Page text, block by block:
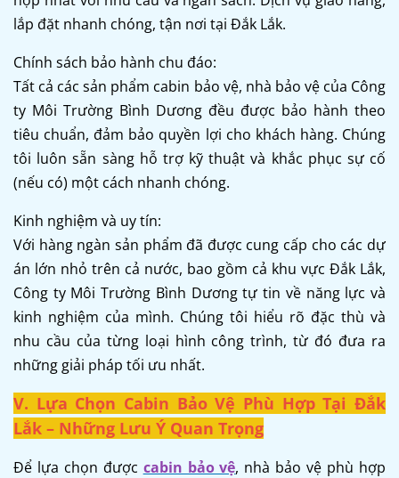
lắp đặt nhanh chóng, tận nơi tại Đắk Lắk.
Chính sách bảo hành chu đáo:
Tất cả các sản phẩm cabin bảo vệ, nhà bảo vệ của Công
ty Môi Trường Bình Dương đều được bảo hành theo
tiêu chuẩn, đảm bảo quyền lợi cho khách hàng. Chúng
tôi luôn sẵn sàng hỗ trợ kỹ thuật và khắc phục sự cố
(nếu có) một cách nhanh chóng.
Kinh nghiệm và uy tín:
Với hàng ngàn sản phẩm đã được cung cấp cho các dự
án lớn nhỏ trên cả nước, bao gồm cả khu vực Đắk Lắk,
Công ty Môi Trường Bình Dương tự tin về năng lực và
kinh nghiệm của mình. Chúng tôi hiểu rõ đặc thù và
nhu cầu của từng loại hình công trình, từ đó đưa ra
những giải pháp tối ưu nhất.
V. Lựa Chọn Cabin Bảo Vệ Phù Hợp Tại Đắk
Lắk – Những Lưu Ý Quan Trọng
Để lựa chọn được cabin bảo vệ, nhà bảo vệ phù hợp